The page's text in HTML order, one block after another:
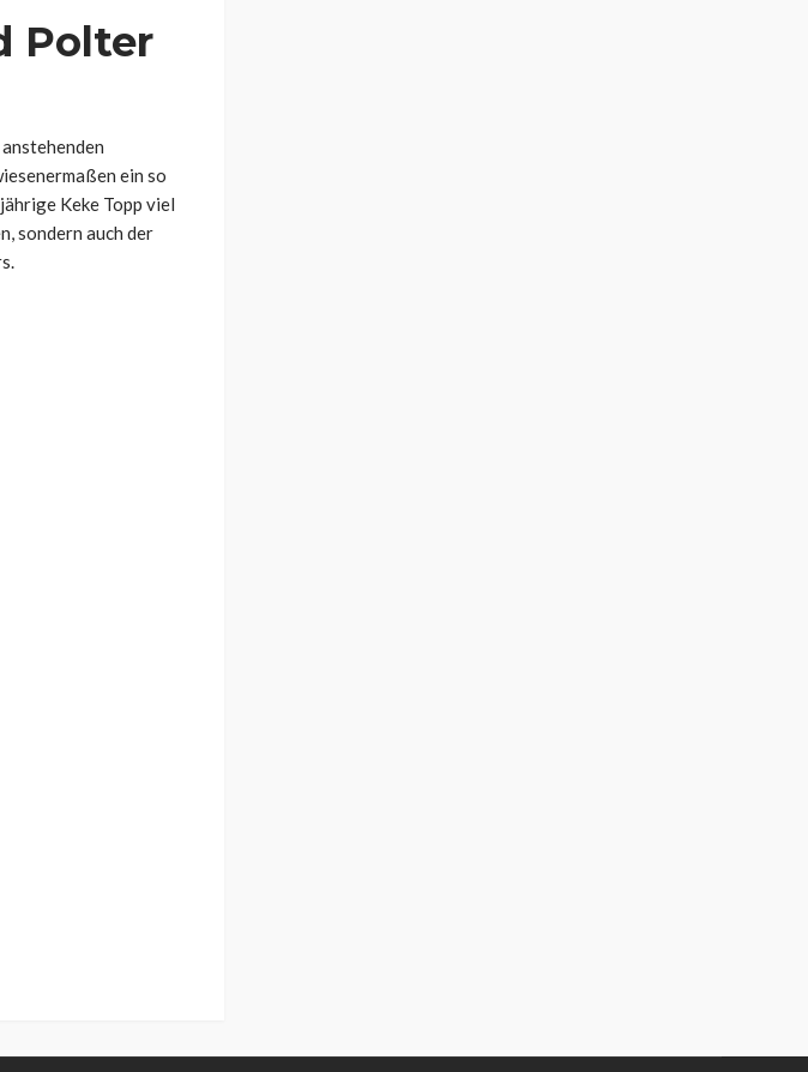
Polter
ein so
Keke Topp viel
sondern auch der